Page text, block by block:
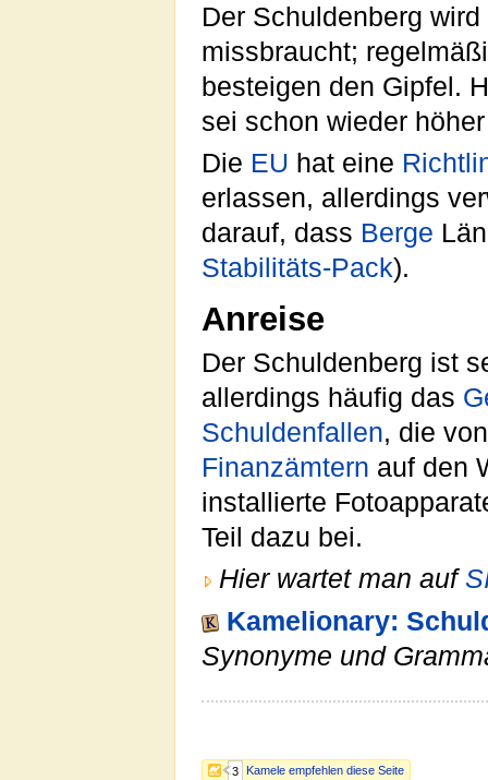
3 Kamele empfehlen diese Seite
Der Schuldenberg
missbraucht;
besteigen den Gipfel.
sei schon wieder
Die EU hat eine
erlassen, allerdings
darauf, dass Berge
Stabilitäts-Pack).
Anreise
Der Schuldenberg ist
allerdings häufig das
Schuldenfallen, die
Finanzämtern auf den
installierte
Teil dazu bei.
Hier wartet man auf
Kamelionary:
Synonyme und